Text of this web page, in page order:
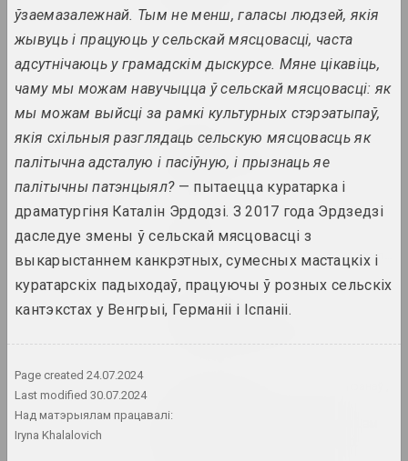
Владимир Соколовский
Лес
2023. персанальная выстава
Жанна Гладко
Няўмольны Плынь Часу
2023. персанальная выстава
Ася Булыбенка
Пазнака
2023. персанальная выстава, замежнае падзея
Кірыл Дзёмчаў
Пастаяннае вызваленне
Ператварэнне. Метарэалізм
ўзаемазалежнай. Тым не менш, галасы людзей, якія
жывуць і працуюць у сельскай мясцовасці, часта
адсутнічаюць у грамадскім дыскурсе. Мяне цікавіць,
чаму мы можам навучыцца ў сельскай мясцовасці: як
мы можам выйсці за рамкі культурных стэрэатыпаў,
якія схільныя разглядаць сельскую мясцовасць як
палітычна адсталую і пасіўную, і прызнаць яе
палітычны патэнцыял?— пытаецца куратарка і
драматургіня Каталін Эрдодзі. З 2017 года Эрдзедзі
даследуе змены ў сельскай мясцовасці з
выкарыстаннем канкрэтных, сумесных мастацкіх і
куратарскіх падыходаў, працуючы ў розных сельскіх
кантэкстах у Венгрыі, Германіі і Іспаніі.
Page created 24.07.2024
Last modified 30.07.2024
Над матэрыялам працавалі:
Iryna Khalalovich